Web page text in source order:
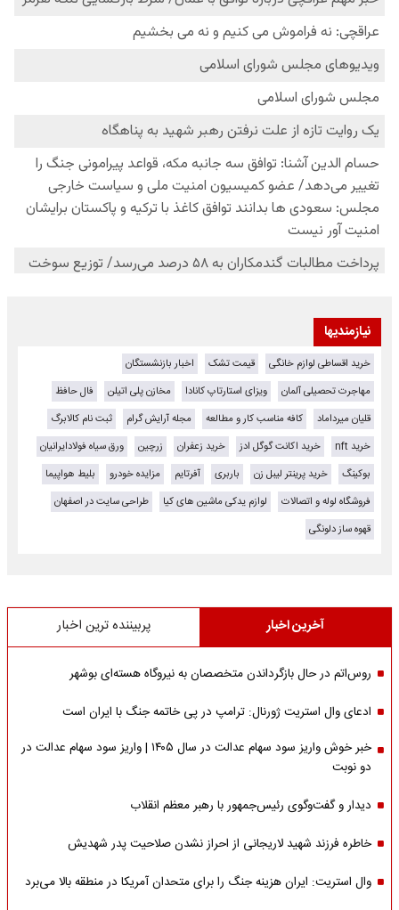
نیازمندیها
خرید اقساطی لوازم خانگی قیمت تشک
اخبار بازنشستگان
مهاجرت تحصیلی آلمان
ویزای استارتاپ کانادا مخازن پلی اتیلن
فال حافظ
قلیان میرداماد
کافه مناسب کار و مطالعه مجله آرایش گرام
ثبت نام کالابرگ
خرید nft
خرید اکانت گوگل ادز خرید زعفران زرچین
ورق سیاه فولادایرانیان
بوکینگ
خرید پرینتر لیبل زن باربری آفرتایم مزایده خودرو
بلیط هواپیما
فروشگاه لوله و اتصالات
لوازم یدکی ماشین های کیا
طراحی سایت در اصفهان
قهوه ساز دلونگی
آخرین اخبار پربیننده ترین اخبار
روس‌اتم در حال بازگرداندن متخصصان به نیروگاه هسته‌ای بوشهر
ادعای وال استریت ژورنال: ترامپ در پی خاتمه جنگ با ایران است
خبر خوش واریز سود سهام عدالت در سال ۱۴۰۵ | واریز سود سهام عدالت در
دو نوبت
دیدار و گفت‌وگوی رئیس‌جمهور با رهبر معظم انقلاب
خاطره فرزند شهید لاریجانی از احراز نشدن صلاحیت پدر شهدیش
وال استریت: ایران هزینه جنگ را برای متحدان آمریکا در منطقه بالا می‌برد